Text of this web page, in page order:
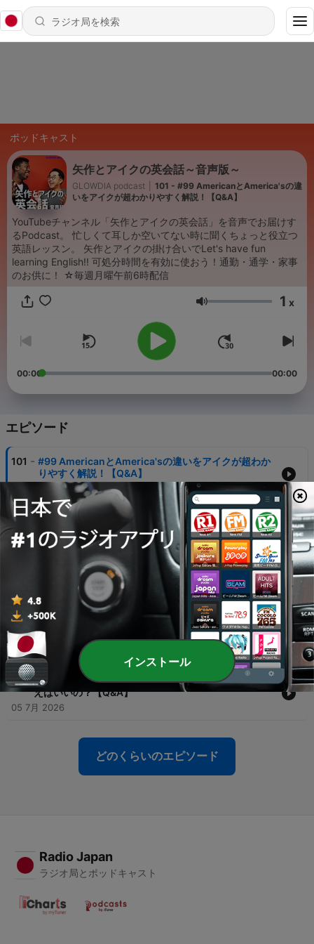
ポッドキャスト
矢作とアイクの英会話～音声版～
GLOWDIA podcast
101 - #99 AmericanとAmerica'sの違
いをアイクが超わかりやすく解説！【Q&A】
YouTubeチャンネル「矢作とアイクの英会話」を音声でお届けす
るPodcast。 忙しくて耳しか空いてない時に聞くちょっと役立つ
英語レッスン。 矢作とアイクの掛け合いでLet's have fun
learning English!! 可処分時間を有効に使おう！通勤・通学・家事
のお供に！ ☆毎週月曜午前6時配信
音量 1 x
00:00 00:00
エピソード
101 - #99 AmericanとAmerica'sの違いをアイクが超わか
りやすく解説！【Q&A】
02 8月 2026
100 - #98 「YES or NO」で答えられる疑問文は語尾のイ
ントネーションが上がる！？
26 7月 2026
#97 間違ったアクセントで話してしまってもネイティ
ブに伝わる？
19 7月 2026
98
#96 「トム・クルーズに似てません？」ってどう伝え
たらいい？【Q&A】
13 7月 2026
97 - #95 観光客に「連れて行ってあげるよ」ってなんて言
えばいいの？【Q&A】
05 7月 2026
どのくらいのエピソード
Radio Japan
ラジオ局とポッドキャスト
インストール